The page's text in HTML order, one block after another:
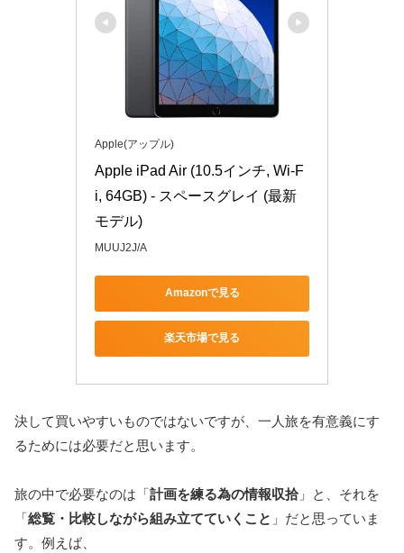
Apple(アップル)
Apple iPad Air (10.5インチ, Wi-F
i, 64GB) - スペースグレイ (最新
モデル)
MUUJ2J/A
Amazonで見る
楽天市場で見る
決して買いやすいものではないですが、一人旅を有意義にす
るためには必要だと思います。
旅の中で必要なのは「計画を練る為の情報収拾」と、それを
「総覧・比較しながら組み立てていくこと 」だと思っていま
す。例えば、